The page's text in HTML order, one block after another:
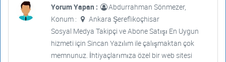
Yorum Yapan :
Abdurrahman Sönmezer,
Konum :
Ankara Şereflikoçhisar
Sosyal Medya Takipçi ve Abone Satışı En Uygun
hizmeti için Sincan Yazılım ile çalışmaktan çok
memnunuz. İhtiyaçlarımıza özel bir web sitesi